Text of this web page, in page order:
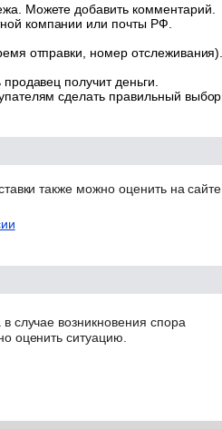
Можете добавить комментарий.
компании или почты РФ.
отправки, номер отслеживания).
получит деньги.
сделать правильный выбор.
также можно оценить на сайте
случае возникновения спора
оценить ситуацию.